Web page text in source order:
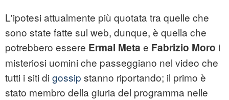
L'ipotesi attualmente più quotata tra quelle che
sono state fatte sul web, dunque, è quella che
potrebbero essere Ermal Meta e Fabrizio Moro i
misteriosi uomini che passeggiano nel video che
tutti i siti di gossip stanno riportando; il primo è
stato membro della giuria del programma nelle